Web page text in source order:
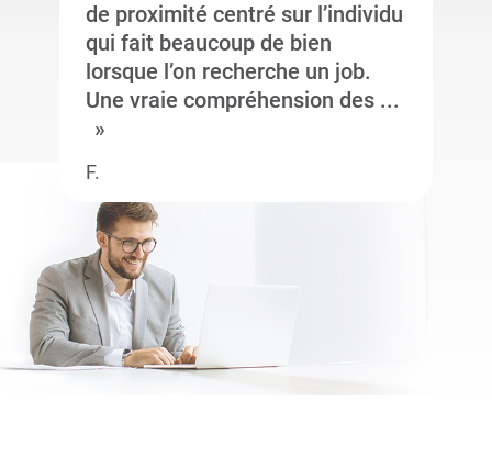
de proximité centré sur l’individu
qui fait beaucoup de bien
lorsque l’on recherche un job.
Une vraie compréhension des ...
F.